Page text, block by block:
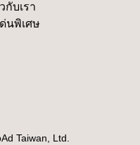
กับเรา
นพิเศษ
Taiwan, Ltd.